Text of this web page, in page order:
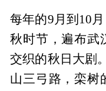
每年的9月到10
秋时节，遍布武
交织的秋日大剧
山三弓路，栾树